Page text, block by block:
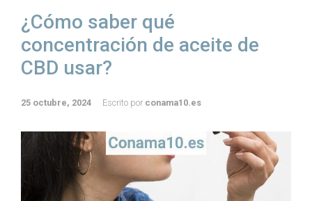
¿Cómo saber qué
concentración de aceite de
CBD usar?
25 octubre, 2024 Escrito por conama10.es